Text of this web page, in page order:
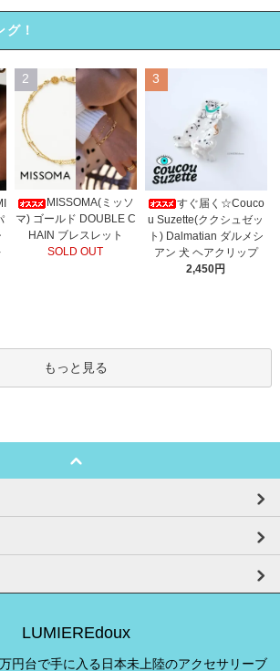
！
2
MISSOMA(ミッソ
マ) ゴールド DOUBLE C
HAIN ブレスレット
SOLD OUT
3
すぐ届く☆Couco
u Suzette(ククシュゼッ
ト) Dalmatian ダルメシ
アン 犬 ヘアクリップ
2,450円
もっと見る
LUMIEREdoux
円台で手に入る日本未上陸のアクセサリーブ